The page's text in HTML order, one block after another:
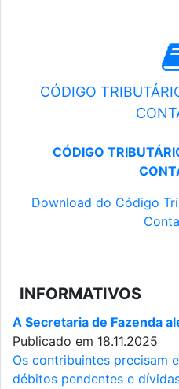
CÓDIGO
CÓDIGO
Download do Código
INFORMATIVOS
A Secretaria de Fazenda
Publicado em 18.11.2025
Os contribuintes precisam
débitos pendentes e